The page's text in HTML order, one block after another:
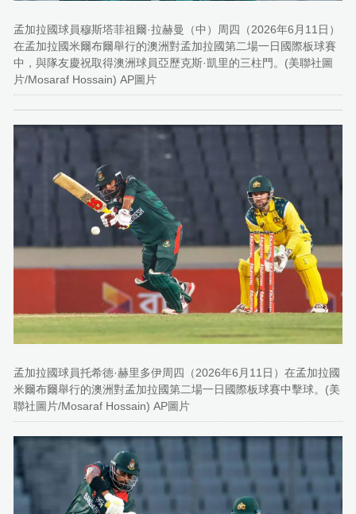
孟加拉國球員穆斯塔菲祖爾·拉赫曼（中）周四（2026年6月11日）
在孟加拉國米爾布爾舉行的澳洲對孟加拉國第二場一日國際板球賽
中，與隊友慶祝取得澳洲球員亞歷克斯·凱里的三柱門。(美聯社圖
片/Mosaraf Hossain) AP圖片
孟加拉國球員托希德·赫里多伊周四（2026年6月11日）在孟加拉國
米爾布爾舉行的澳洲對孟加拉國第二場一日國際板球賽中擊球。(美
聯社圖片/Mosaraf Hossain) AP圖片